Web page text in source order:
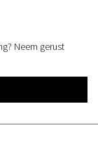
Neem gerust